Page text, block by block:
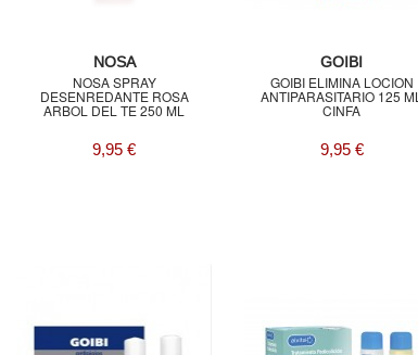
NOSA
NOSA SPRAY
DESENREDANTE ROSA
ARBOL DEL TE 250 ML
9,95 €
GOIBI
GOIBI ELIMINA LOCION
ANTIPARASITARIO 125 ML
CINFA
9,95 €